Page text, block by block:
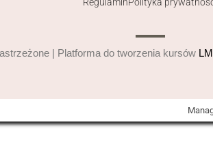
| Platforma do tworzenia kursów